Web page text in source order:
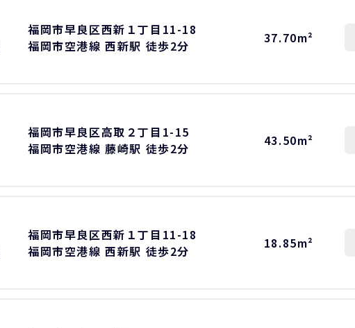
福岡市早良区西新１丁目11-18
福岡市空港線 西新駅 徒歩2分
37.70m²
福岡市早良区高取２丁目1-15
福岡市空港線 藤崎駅 徒歩2分
43.50m²
福岡市早良区西新１丁目11-18
福岡市空港線 西新駅 徒歩2分
18.85m²